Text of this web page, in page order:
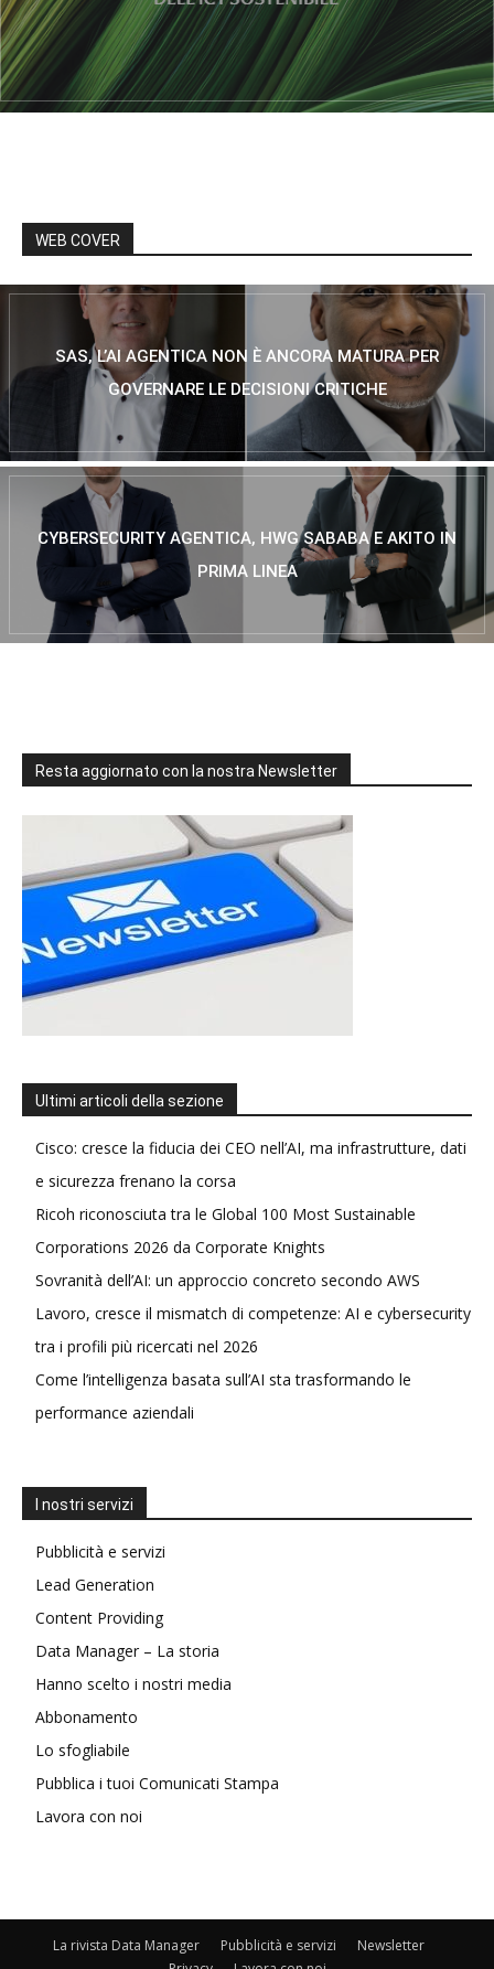
WEB COVER
SAS, L’AI AGENTICA NON È ANCORA MATURA PER
GOVERNARE LE DECISIONI CRITICHE
CYBERSECURITY AGENTICA, HWG SABABA E AKITO IN
PRIMA LINEA
Resta aggiornato con la nostra Newsletter
Ultimi articoli della sezione
Cisco: cresce la fiducia dei CEO nell’AI, ma infrastrutture, dati
e sicurezza frenano la corsa
Ricoh riconosciuta tra le Global 100 Most Sustainable
Corporations 2026 da Corporate Knights
Sovranità dell’AI: un approccio concreto secondo AWS
Lavoro, cresce il mismatch di competenze: AI e cybersecurity
tra i profili più ricercati nel 2026
Come l’intelligenza basata sull’AI sta trasformando le
performance aziendali
I nostri servizi
Pubblicità e servizi
Lead Generation
Content Providing
Data Manager – La storia
Hanno scelto i nostri media
Abbonamento
Lo sfogliabile
Pubblica i tuoi Comunicati Stampa
Lavora con noi
La rivista Data Manager Pubblicità e servizi
Newsletter